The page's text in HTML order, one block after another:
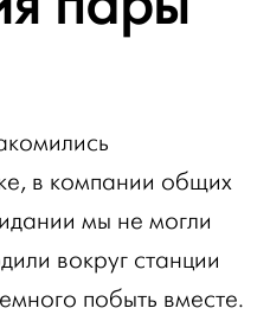
в компании общих
мы не могли
вокруг станции
побыть вместе.